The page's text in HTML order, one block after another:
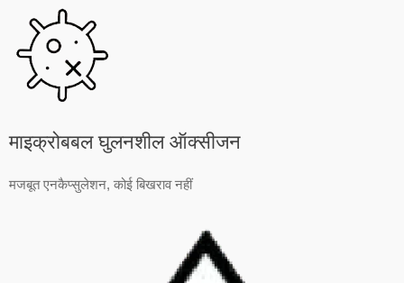
माइक्रोबबल घुलनशील ऑक्सीजन
मजबूत एनकैप्सुलेशन, कोई बिखराव नहीं